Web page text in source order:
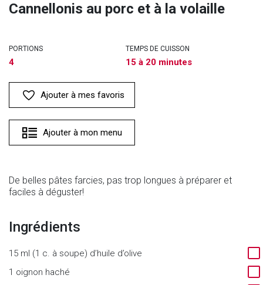
Cannellonis au porc et à la volaille
PORTIONS
4
TEMPS DE CUISSON
15 à 20 minutes
Ajouter à mes favoris
Ajouter à mon menu
De belles pâtes farcies, pas trop longues à préparer et
faciles à déguster!
Ingrédients
15 ml (1 c. à soupe) d’huile d’olive
1 oignon haché